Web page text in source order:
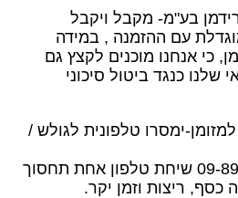
בע"מ- מקבל ויקבל
עם ההזמנה , במידה
כי אנחנו מוכנים לקצץ גם
שלנו כנגד ביטול סיכוני
ימסרו טלפונית לגולש /
5256255-050, 09-8991882 שיחת טלפון אחת תחסוך
ריצות וזמן יקר.